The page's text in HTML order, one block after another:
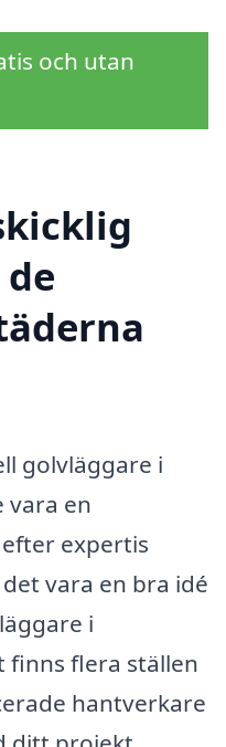
och utan
golvläggare i
vara en
expertis
vara en bra idé
i
finns flera ställen
hantverkare